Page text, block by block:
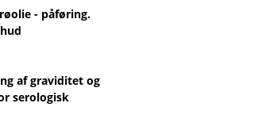
- påføring.
af graviditet og
serologisk